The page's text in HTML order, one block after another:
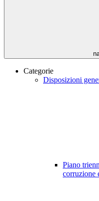
Categorie
Disposizioni
Piano
corruzione